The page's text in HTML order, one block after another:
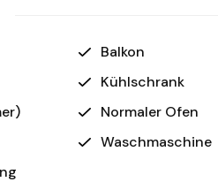
Balkon
Kühlschrank
Normaler Ofen
Waschmaschine